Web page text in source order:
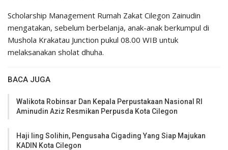
Scholarship Management Rumah Zakat Cilegon Zainudin
mengatakan, sebelum berbelanja, anak-anak berkumpul di
Mushola Krakatau Junction pukul 08.00 WIB untuk
melaksanakan sholat dhuha.
BACA JUGA
Walikota Robinsar Dan Kepala Perpustakaan Nasional RI
Aminudin Aziz Resmikan Perpusda Kota Cilegon
Haji Iing Solihin, Pengusaha Cigading Yang Siap Majukan
KADIN Kota Cilegon